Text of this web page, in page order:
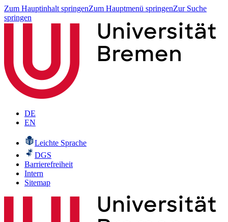
Zum Hauptinhalt springenZum Hauptmenü springenZur Suche
springen
DE
EN
Leichte Sprache
DGS
Barrierefreiheit
Intern
Sitemap